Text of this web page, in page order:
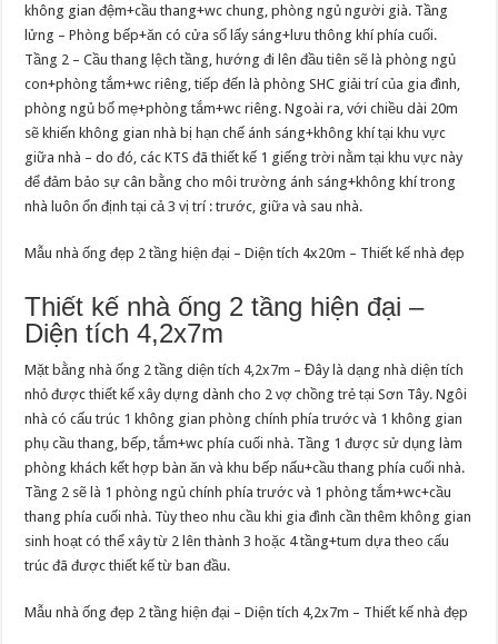
không gian đệm+cầu thang+wc chung, phòng ngủ người già. Tầng
lửng – Phòng bếp+ăn có cửa sổ lấy sáng+lưu thông khí phía cuối.
Tầng 2 – Cầu thang lệch tầng, hướng đi lên đầu tiên sẽ là phòng ngủ
con+phòng tắm+wc riêng, tiếp đến là phòng SHC giải trí của gia đình,
phòng ngủ bố mẹ+phòng tắm+wc riêng. Ngoài ra, với chiều dài 20m
sẽ khiến không gian nhà bị hạn chế ánh sáng+không khí tại khu vực
giữa nhà – do đó, các KTS đã thiết kế 1 giếng trời nằm tại khu vực này
để đảm bảo sự cân bằng cho môi trường ánh sáng+không khí trong
nhà luôn ổn định tại cả 3 vị trí : trước, giữa và sau nhà.
Mẫu nhà ống đẹp 2 tầng hiện đại – Diện tích 4x20m – Thiết kế nhà đẹp
Thiết kế nhà ống 2 tầng hiện đại –
Diện tích 4,2x7m
Mặt bằng nhà ống 2 tầng diện tích 4,2x7m – Đây là dạng nhà diện tích
nhỏ được thiết kế xây dựng dành cho 2 vợ chồng trẻ tại Sơn Tây. Ngôi
nhà có cấu trúc 1 không gian phòng chính phía trước và 1 không gian
phụ cầu thang, bếp, tắm+wc phía cuối nhà. Tầng 1 được sử dụng làm
phòng khách kết hợp bàn ăn và khu bếp nấu+cầu thang phía cuối nhà.
Tầng 2 sẽ là 1 phòng ngủ chính phía trước và 1 phòng tắm+wc+cầu
thang phía cuối nhà. Tùy theo nhu cầu khi gia đình cần thêm không gian
sinh hoạt có thể xây từ 2 lên thành 3 hoặc 4 tầng+tum dựa theo cấu
trúc đã được thiết kế từ ban đầu.
Mẫu nhà ống đẹp 2 tầng hiện đại – Diện tích 4,2x7m – Thiết kế nhà đẹp